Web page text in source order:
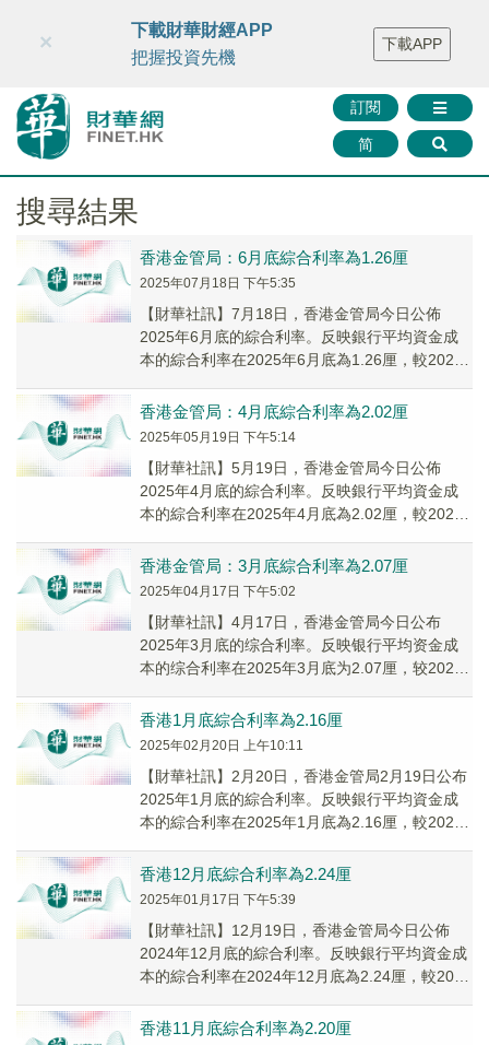
財華智庫網 FINTV FINMETA 財華證券 媒體矩陣
智庫沙龍
聯絡我們
訂閱
简
×
下載財華財經APP
把握投資先機
下載APP
搜尋結果
香港金管局：6月底綜合利率為1.26厘
2025年07月18日 下午5:35
【財華社訊】7月18日，香港金管局今日公佈
2025年6月底的綜合利率。反映銀行平均資金成
本的綜合利率在2025年6月底為1.26厘，較2025
香港金管局：4月底綜合利率為2.02厘
2025年05月19日 下午5:14
【財華社訊】5月19日，香港金管局今日公佈
2025年4月底的綜合利率。反映銀行平均資金成
本的綜合利率在2025年4月底為2.02厘，較2025
香港金管局：3月底綜合利率為2.07厘
2025年04月17日 下午5:02
【財華社訊】4月17日，香港金管局今日公布
2025年3月底的综合利率。反映银行平均资金成
本的综合利率在2025年3月底为2.07厘，较2025
香港1月底綜合利率為2.16厘
2025年02月20日 上午10:11
【財華社訊】2月20日，香港金管局2月19日公布
2025年1月底的綜合利率。反映銀行平均資金成
本的綜合利率在2025年1月底為2.16厘，較2024
香港12月底綜合利率為2.24厘
2025年01月17日 下午5:39
【財華社訊】12月19日，香港金管局今日公佈
2024年12月底的綜合利率。反映銀行平均資金成
本的綜合利率在2024年12月底為2.24厘，較2024
香港11月底綜合利率為2.20厘